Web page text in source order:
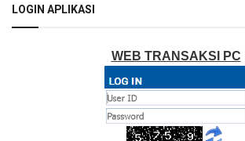
LOGIN APLIKASI
WEB TRANSAKSI PC